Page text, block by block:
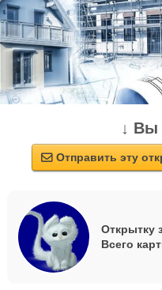
↓ Вы
 Отправить эту
Открытку
Всего